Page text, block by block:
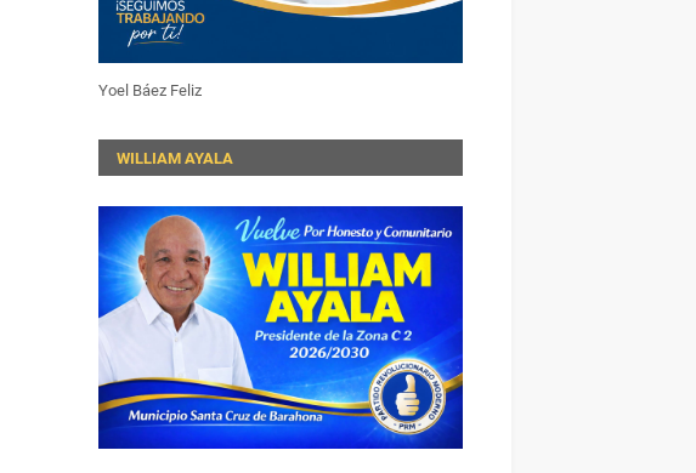
Yoel Báez Feliz
WILLIAM AYALA